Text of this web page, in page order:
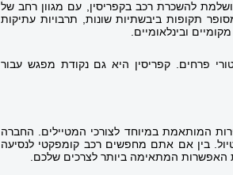
להשכרת רכב בקפריסין, עם מגוון רחב של
תקופות ביבשתיות שונות, תרבויות עתיקות
ובינלאומיים.
פרחים. קפריסין היא גם נקודת מפגש עבור
המותאמת במיוחד לצורכי המטיילים. החברה
בין אם אתם מחפשים רכב קומפקטי לנסיעה
המתאימה ביותר לצרכים שלכם.